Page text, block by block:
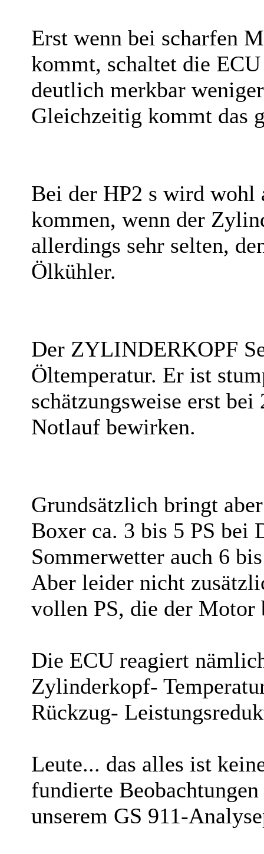
Erst wenn bei scharfen
kommt, schaltet die
deutlich merkbar
Gleichzeitig kommt das
Bei der HP2 s wird wohl
kommen, wenn der
allerdings sehr selten,
Ölkühler.
Der ZYLINDERKOPF
Öltemperatur. Er ist
schätzungsweise erst
Notlauf bewirken.
Grundsätzlich bringt
Boxer ca. 3 bis 5 PS bei
Sommerwetter auch 6
Aber leider nicht
vollen PS, die der Motor
Die ECU reagiert
Zylinderkopf-
Rückzug-
Leute... das alles ist
fundierte
unserem GS 911-